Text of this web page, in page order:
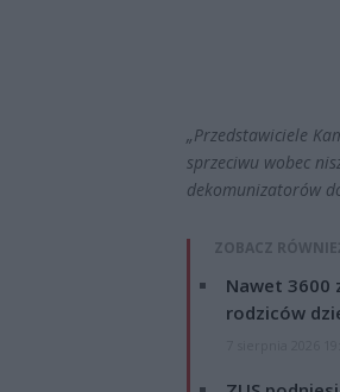
„Przedstawiciele
sprzeciwu wobec
dekomunizatorów
ZOBACZ
Nawet 3600
rodziców